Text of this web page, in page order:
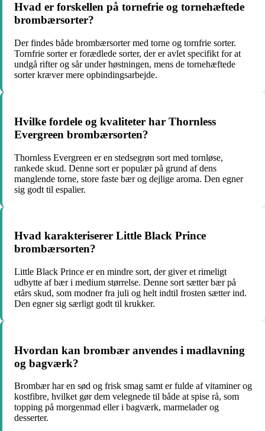
Hvad er forskellen på tornefrie og tornehæftede
brombærsorter?
Der findes både brombærsorter med torne og tornfrie sorter.
Tornfrie sorter er forædlede sorter, der er avlet specifikt for at
undgå rifter og sår under høstningen, mens de tornehæftede
sorter kræver mere opbindingsarbejde.
Hvilke fordele og kvaliteter har Thornless
Evergreen brombærsorten?
Thornless Evergreen er en stedsegrøn sort med tornløse,
rankede skud. Denne sort er populær på grund af dens
manglende torne, store faste bær og dejlige aroma. Den egner
sig godt til espalier.
Hvad karakteriserer Little Black Prince
brombærsorten?
Little Black Prince er en mindre sort, der giver et rimeligt
udbytte af bær i medium størrelse. Denne sort sætter bær på
etårs skud, som modner fra juli og helt indtil frosten sætter ind.
Den egner sig særligt godt til krukker.
Hvordan kan brombær anvendes i madlavning
og bagværk?
Brombær har en sød og frisk smag samt er fulde af vitaminer og
kostfibre, hvilket gør dem velegnede til både at spise rå, som
topping på morgenmad eller i bagværk, marmelader og
desserter.